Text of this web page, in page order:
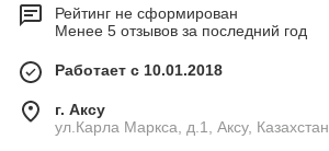
Рейтинг не сформирован
Менее 5 отзывов за последний год
Работает с 10.01.2018
г. Аксу
ул.Карла Маркса, д.1, Аксу, Казахстан